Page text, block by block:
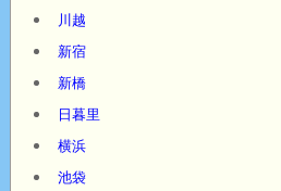
川越
新宿
新橋
日暮里
横浜
池袋